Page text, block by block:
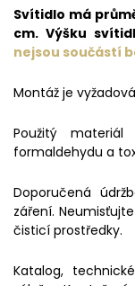
Svítidlo má
cm. Výšku
nejsou součástí
Montáž je
Použitý
formaldehydu a
Doporučená
záření.
čisticí prostředky.
Katalog,